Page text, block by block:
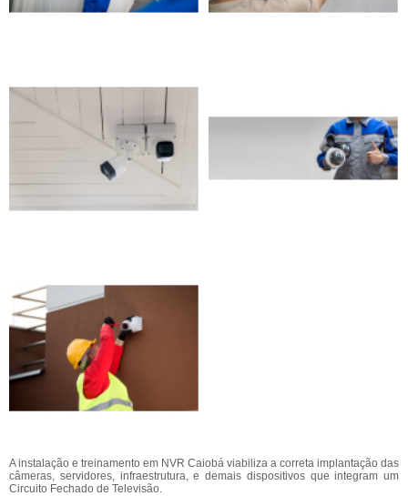
A instalação e treinamento em NVR Caiobá viabiliza a correta implantação das
câmeras, servidores, infraestrutura, e demais dispositivos que integram um
Circuito Fechado de Televisão.